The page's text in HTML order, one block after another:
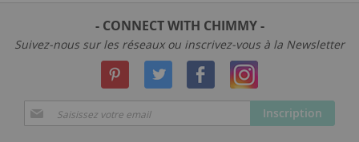
- CONNECT WITH CHIMMY -
Suivez-nous sur les réseaux ou inscrivez-vous à la Newsletter
Inscription
à
Inscription